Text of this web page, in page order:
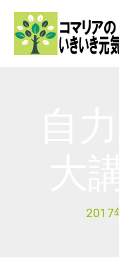
2017